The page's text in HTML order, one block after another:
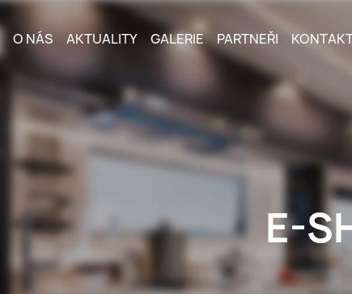
O NÁS AKTUALITY GALERIE PARTNEŘI
E-